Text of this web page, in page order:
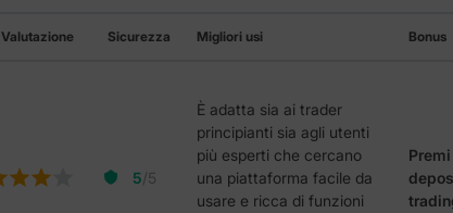
Valutazione Sicurezza Migliori usi Bonus
5/5
È adatta sia ai trader
principianti sia agli utenti
più esperti che cercano
una piattaforma facile da
usare e ricca di funzioni